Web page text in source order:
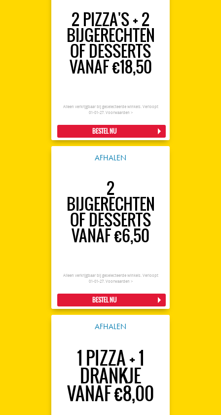
2 PIZZA'S + 2
BIJGERECHTEN
OF DESSERTS
VANAF €18,50
Alleen verkrijgbaar bij geselecteerde winkels. Verloopt
01-01-27. Voorwaarden >
BESTEL NU
AFHALEN
2
BIJGERECHTEN
OF DESSERTS
VANAF €6,50
Alleen verkrijgbaar bij geselecteerde winkels. Verloopt
01-01-27. Voorwaarden >
BESTEL NU
AFHALEN
1 PIZZA + 1
DRANKJE
VANAF €8,00